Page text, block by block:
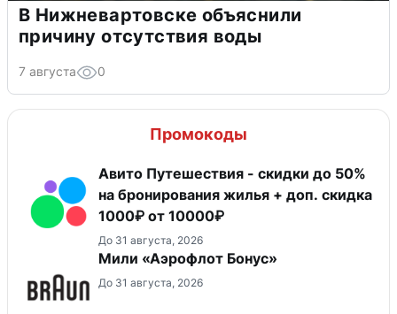
В Нижневартовске объяснили
причину отсутствия воды
7 августа 0
Промокоды
Авито Путешествия - скидки до 50%
на бронирования жилья + доп. скидка
1000₽ от 10000₽
До 31 августа, 2026
Мили «Аэрофлот Бонус»
До 31 августа, 2026